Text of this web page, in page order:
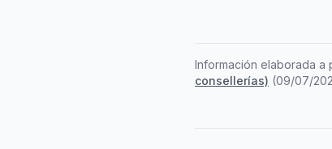
Información elaborada a
consellerías) (09/07/